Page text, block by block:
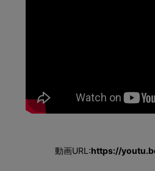
動画URL:https://